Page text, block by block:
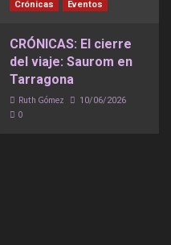
Crónicas Eventos
CRÓNICAS: El cierre
del viaje: Saurom en
Tarragona
Ruth Gómez 10/06/2026
0